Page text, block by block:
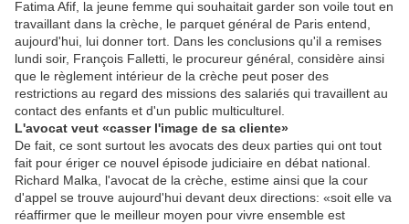
Fatima Afif, la jeune femme qui souhaitait garder son voile tout en
travaillant dans la crèche, le parquet général de Paris entend,
aujourd'hui, lui donner tort. Dans les conclusions qu'il a remises
lundi soir, François Falletti, le procureur général, considère ainsi
que le règlement intérieur de la crèche peut poser des
restrictions au regard des missions des salariés qui travaillent au
contact des enfants et d'un public multiculturel.
L'avocat veut «casser l'image de sa cliente»
De fait, ce sont surtout les avocats des deux parties qui ont tout
fait pour ériger ce nouvel épisode judiciaire en débat national.
Richard Malka, l'avocat de la crèche, estime ainsi que la cour
d'appel se trouve aujourd'hui devant deux directions: «soit elle va
réaffirmer que le meilleur moyen pour vivre ensemble est